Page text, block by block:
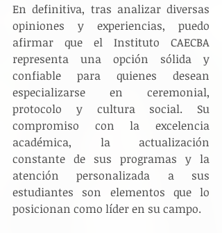
En definitiva, tras analizar diversas
opiniones y experiencias, puedo
afirmar que el Instituto CAECBA
representa una opción sólida y
confiable para quienes desean
especializarse en ceremonial,
protocolo y cultura social. Su
compromiso con la excelencia
académica, la actualización
constante de sus programas y la
atención personalizada a sus
estudiantes son elementos que lo
posicionan como líder en su campo.